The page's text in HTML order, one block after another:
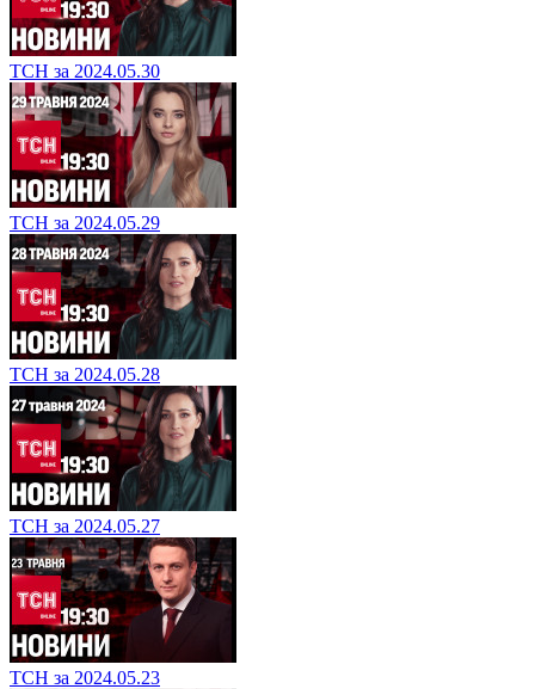
ТСН за 2024.05.30
ТСН за 2024.05.29
ТСН за 2024.05.28
ТСН за 2024.05.27
ТСН за 2024.05.23